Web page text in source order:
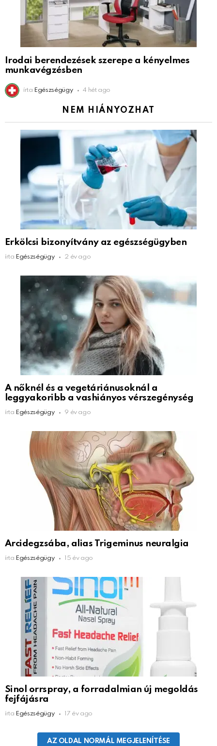
Irodai berendezések szerepe a kényelmes
munkavégzésben
írta Egészségügy 4 hét ago
NEM HIÁNYOZHAT
Erkölcsi bizonyítvány az egészségügyben
írta Egészségügy 2 év ago
A nőknél és a vegetáriánusoknál a
leggyakoribb a vashiányos vérszegénység
írta Egészségügy 9 év ago
Arcidegzsába, alias Trigeminus neuralgia
írta Egészségügy 15 év ago
Sinol orrspray, a forradalmian új megoldás
fejfájásra
írta Egészségügy 17 év ago
AZ OLDAL NORMÁL MEGJELENÍTÉSE